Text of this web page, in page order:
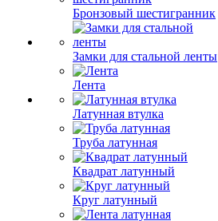
Бронзовый шестигранник
Замки для стальной ленты
Лента
Латунная втулка
Труба латунная
Квадрат латунный
Круг латунный